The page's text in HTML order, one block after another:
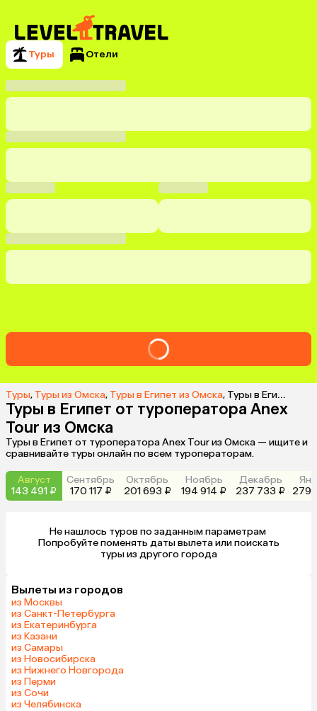
Туры Отели
Туры, Туры из Омска, Туры в Египет из Омска, Туры в Египет от туроператора Anex Tour из Омска
Туры в Египет от туроператора Anex
Tour из Омска
Туры в Египет от туроператора Anex Tour из Омска — ищите и
сравнивайте туры онлайн по всем туроператорам.
Август
143 491 ₽
Сентябрь
170 117 ₽
Октябрь
201 693 ₽
Ноябрь
194 914 ₽
Декабрь
237 733 ₽
279
Не нашлось туров по заданным параметрам
туры из другого города
Вылеты из городов
из Москвы
из Санкт-Петербурга
из Екатеринбурга
из Казани
из Самары
из Новосибирска
из Нижнего Новгорода
из Перми
из Сочи
из Челябинска